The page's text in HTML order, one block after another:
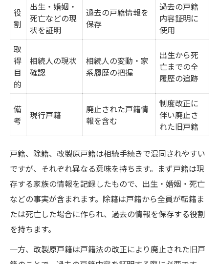
相続で必要な戸籍の連続性を確保する
相続人調査に役立つ戸籍収集のコツ
戸籍収集で発生しやすいミス例
戸籍謄本の取り方と必要書類まとめ
相続で除籍謄本や改製原戸籍が必要なケース例
相続で除籍謄本が必要となる代表例
改製原戸籍が求められる相続パターン
ケース別・必要戸籍書類早見表
相続で除籍・改製原戸籍を集める際の注意
役
割
出生・婚姻・
死亡などの現
状を証明
過去の戸籍情報を
保存
過去の戸籍
内容証明に
使用
取
得
目
的
相続人の現状
確認
相続人の変動・家
系履歴の把握
出生から死
亡までの全
履歴の追跡
備
考
現行戸籍
廃止された戸籍情
報を含む
制度改正に
伴い廃止さ
れた旧戸籍
戸籍、除籍、改製原戸籍は相続手続きで混同されやすい
ですが、それぞれ異なる意味を持ちます。まず戸籍は現
存する家族の情報を記録したもので、出生・婚姻・死亡
などの事実が含まれます。除籍は戸籍から全員が転籍ま
たは死亡した場合に作られ、過去の情報を保存する役割
を持ちます。
一方、改製原戸籍は戸籍法の改正により廃止された旧戸